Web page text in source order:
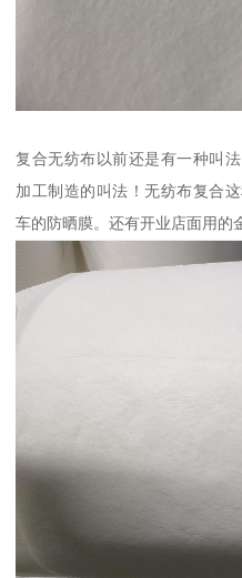
复合无纺布以前还是有一种叫
加工制造的叫法！无纺布复合
车的防晒膜。还有开业店面用的